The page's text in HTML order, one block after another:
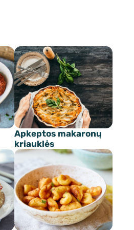
Apkeptos makaronų
kriauklės